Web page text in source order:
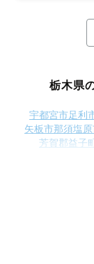
栃木県
宇都宮市足利
矢板市那須塩
芳賀郡益子